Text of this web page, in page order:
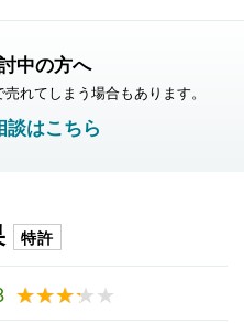
中の方へ
れてしまう場合もあります。
談はこちら
特許
★★★★★
★★★★★